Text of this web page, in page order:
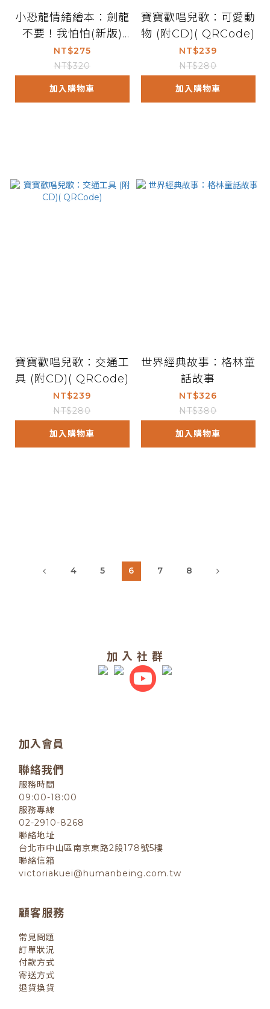
小恐龍情緒繪本：劍龍
不要！我怕怕(新版)
(附QR code)
NT$275
NT$320
加入購物車
寶寶歡唱兒歌：可愛動
物 (附CD)( QRCode)
NT$239
NT$280
加入購物車
寶寶歡唱兒歌：交通工
具 (附CD)( QRCode)
NT$239
NT$280
加入購物車
世界經典故事：格林童
話故事
NT$326
NT$380
加入購物車
4 5 6 7 8
加 入 社 群
加入會員
聯絡我們
服務時間
09:00-18:00
服務專線
02-2910-8268
聯絡地址
台北市中山區南京東路2段178號5樓
聯絡信箱
victoriakuei@humanbeing.com.tw
顧客服務
常見問題
訂單狀況
付款方式
寄送方式
退貨換貨